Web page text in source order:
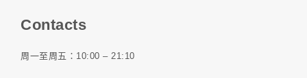
Contacts
周一至周五：10:00 – 21:10